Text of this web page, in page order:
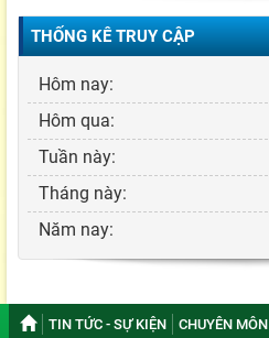
THỐNG KÊ TRUY CẬP
Hôm nay:
Hôm qua:
Tuần này:
Tháng này:
Năm nay:
TIN TỨC - SỰ KIỆN CHUYÊN MÔN